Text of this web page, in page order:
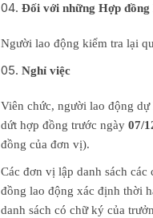
Đối với những Hợp đồng
Người lao động kiểm tra lại
Nghỉ việc
Viên chức, người lao động dự
dứt hợp đồng trước ngày 07/
đồng của đơn vị).
Các đơn vị lập danh sách
đồng lao động xác định thời
danh sách có chữ ký của